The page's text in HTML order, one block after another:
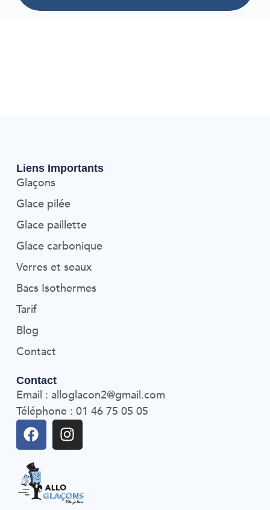
Liens Importants
Glaçons
Glace pilée
Glace paillette
Glace carbonique
Verres et seaux
Bacs Isothermes
Tarif
Blog
Contact
Contact
Email : alloglacon2@gmail.com
Téléphone : 01 46 75 05 05